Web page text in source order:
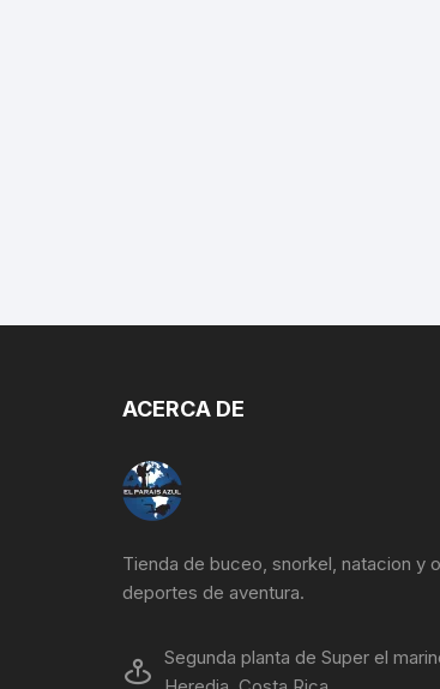
ACERCA DE
Tienda de buceo, snorkel, natacion y
deportes de aventura.
Segunda planta de Super el